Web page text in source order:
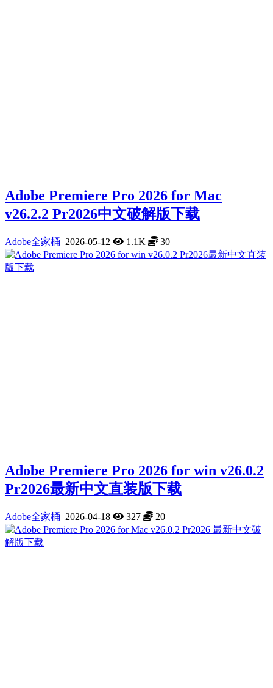
Adobe Premiere Pro 2026 for Mac
v26.2.2 Pr2026中文破解版下载
Adobe全家桶 2026-05-12 1.1K 30
Adobe Premiere Pro 2026 for win v26.0.2
Pr2026最新中文直装版下载
Adobe全家桶 2026-04-18 327 20